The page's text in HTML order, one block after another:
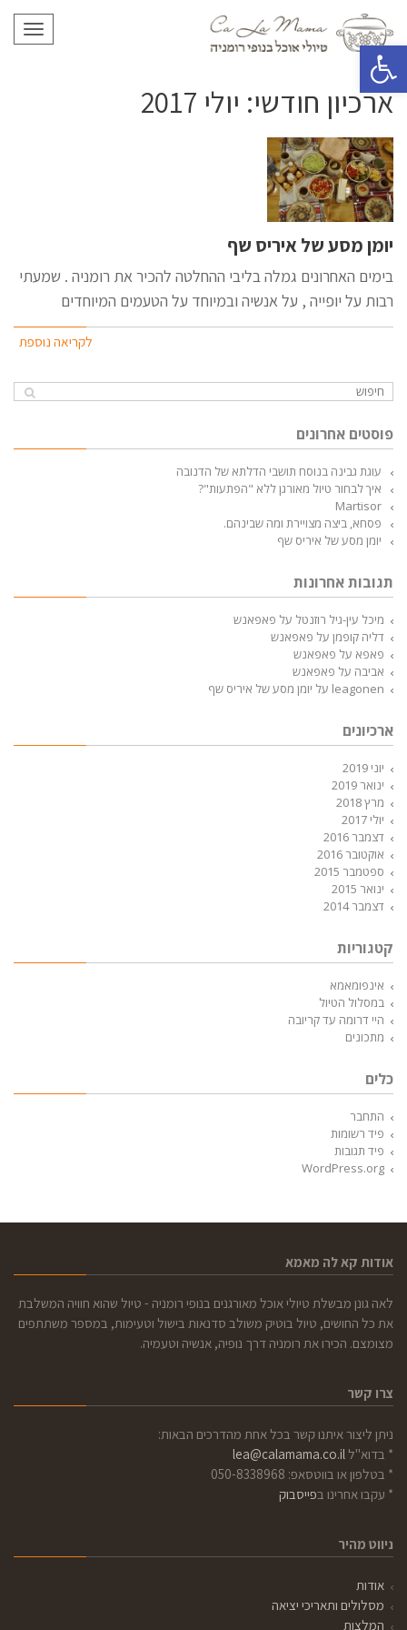
פתח סרגל נגישות
ארכיון חודשי: יולי 2017
יומן מסע של איריס שף
בימים האחרונים גמלה בליבי ההחלטה להכיר את רומניה . שמעתי
רבות על יופייה , על אנשיה ובמיוחד על הטעמים המיוחדים
לקריאה נוספת
פוסטים אחרונים
עוגת גבינה בנוסח תושבי הדלתא של הדנובה
איך לבחור טיול מאורגן ללא "הפתעות"?
Martisor
פסחא, ביצה מצויירת ומה שבינהם.
יומן מסע של איריס שף
תגובות אחרונות
מיכל עין-גיל רוזנטל על פאפאנש
דליה קופמן על פאפאנש
פאפא על פאפאנש
אביבה על פאפאנש
leagonen על יומן מסע של איריס שף
ארכיונים
יוני 2019
ינואר 2019
מרץ 2018
יולי 2017
דצמבר 2016
אוקטובר 2016
ספטמבר 2015
ינואר 2015
דצמבר 2014
קטגוריות
אינפומאמא
במסלול הטיול
היי דרומה עד קריובה
מתכונים
כלים
התחבר
פיד רשומות
פיד תגובות
WordPress.org
אודות קא לה מאמא
לאה גונן מבשלת טיולי אוכל מאורגנים בנופי רומניה - טיול שהוא חוויה המשלבת
את כל החושים, טיול בוטיק משולב סדנאות בישול וטעימות, במספר משתתפים
מצומצם. הכירו את רומניה דרך נופיה, אנשיה וטעמיה.
צרו קשר
ניתן ליצור איתנו קשר בכל אחת מהדרכים הבאות:
* בדוא"ל lea@calamama.co.il
* בטלפון או בווטסאפ: 050-8338968
* עקבו אחרינו בפייסבוק
ניווט מהיר
אודות
מסלולים ותאריכי יציאה
המלצות